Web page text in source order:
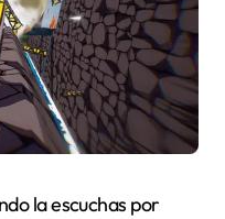
la escuchas por